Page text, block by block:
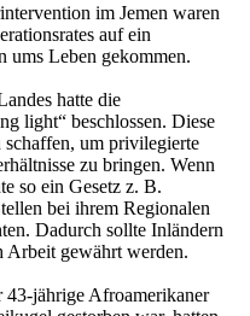
im Jemen waren
auf ein
ums Leben gekommen.
hatte die
light“ beschlossen. Diese
schaffen, um privilegierte
zu bringen. Wenn
so ein Gesetz z. B.
bei ihrem Regionalen
Dadurch sollte Inländern
Arbeit gewährt werden.
jährige Afroamerikaner